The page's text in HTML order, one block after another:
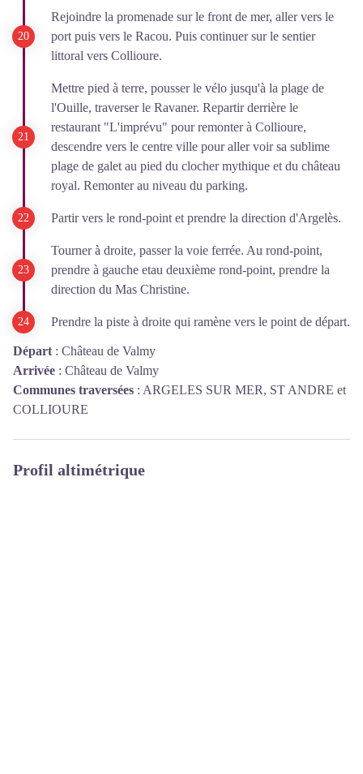
Rejoindre la promenade sur le front de mer, aller vers le
port puis vers le Racou. Puis continuer sur le sentier
littoral vers Collioure.
Mettre pied à terre, pousser le vélo jusqu'à la plage de
l'Ouille, traverser le Ravaner. Repartir derrière le
restaurant "L'imprévu" pour remonter à Collioure,
descendre vers le centre ville pour aller voir sa sublime
plage de galet au pied du clocher mythique et du château
royal. Remonter au niveau du parking.
Partir vers le rond-point et prendre la direction d'Argelès.
Tourner à droite, passer la voie ferrée. Au rond-point,
prendre à gauche etau deuxième rond-point, prendre la
direction du Mas Christine.
Prendre la piste à droite qui ramène vers le point de départ.
Départ : Château de Valmy
Arrivée : Château de Valmy
Communes traversées : ARGELES SUR MER, ST ANDRE et
COLLIOURE
Profil altimétrique